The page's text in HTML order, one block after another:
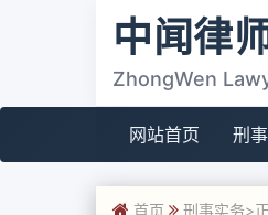
中闻律
ZhongWen
网站首页 刑
首页 刑事实务>